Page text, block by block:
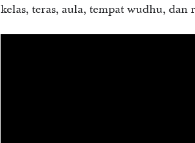
kelas, teras, aula, tempat wudhu,